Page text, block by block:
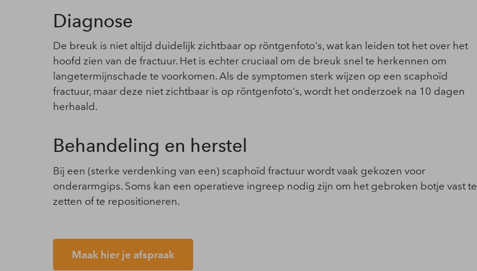
Diagnose
De breuk is niet altijd duidelijk zichtbaar op röntgenfoto's, wat kan leiden tot het over het
hoofd zien van de fractuur. Het is echter cruciaal om de breuk snel te herkennen om
langetermijnschade te voorkomen. Als de symptomen sterk wijzen op een scaphoïd
fractuur, maar deze niet zichtbaar is op röntgenfoto's, wordt het onderzoek na 10 dagen
herhaald.
Behandeling en herstel
Bij een (sterke verdenking van een) scaphoïd fractuur wordt vaak gekozen voor
onderarmgips. Soms kan een operatieve ingreep nodig zijn om het gebroken botje vast te
zetten of te repositioneren.
Maak hier je afspraak